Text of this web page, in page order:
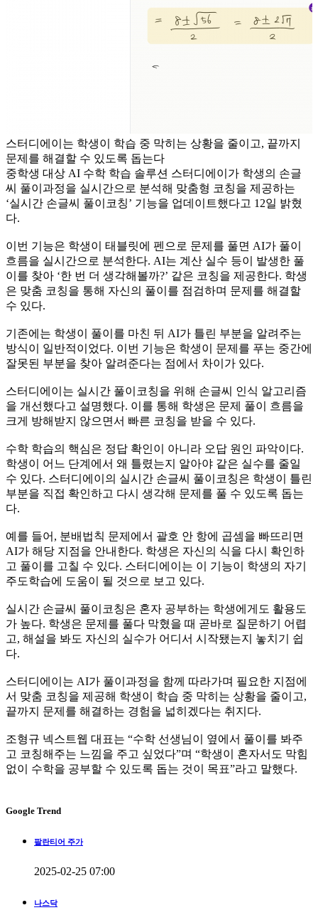
스터디에이는 학생이 학습 중 막히는 상황을 줄이고, 끝까지
문제를 해결할 수 있도록 돕는다
중학생 대상 AI 수학 학습 솔루션 스터디에이가 학생의 손글
씨 풀이과정을 실시간으로 분석해 맞춤형 코칭을 제공하는
‘실시간 손글씨 풀이코칭’ 기능을 업데이트했다고 12일 밝혔
다.
이번 기능은 학생이 태블릿에 펜으로 문제를 풀면 AI가 풀이
흐름을 실시간으로 분석한다. AI는 계산 실수 등이 발생한 풀
이를 찾아 ‘한 번 더 생각해볼까?’ 같은 코칭을 제공한다. 학생
은 맞춤 코칭을 통해 자신의 풀이를 점검하며 문제를 해결할
수 있다.
기존에는 학생이 풀이를 마친 뒤 AI가 틀린 부분을 알려주는
방식이 일반적이었다. 이번 기능은 학생이 문제를 푸는 중간에
잘못된 부분을 찾아 알려준다는 점에서 차이가 있다.
스터디에이는 실시간 풀이코칭을 위해 손글씨 인식 알고리즘
을 개선했다고 설명했다. 이를 통해 학생은 문제 풀이 흐름을
크게 방해받지 않으면서 빠른 코칭을 받을 수 있다.
수학 학습의 핵심은 정답 확인이 아니라 오답 원인 파악이다.
학생이 어느 단계에서 왜 틀렸는지 알아야 같은 실수를 줄일
수 있다. 스터디에이의 실시간 손글씨 풀이코칭은 학생이 틀린
부분을 직접 확인하고 다시 생각해 문제를 풀 수 있도록 돕는
다.
예를 들어, 분배법칙 문제에서 괄호 안 항에 곱셈을 빠뜨리면
AI가 해당 지점을 안내한다. 학생은 자신의 식을 다시 확인하
고 풀이를 고칠 수 있다. 스터디에이는 이 기능이 학생의 자기
주도학습에 도움이 될 것으로 보고 있다.
실시간 손글씨 풀이코칭은 혼자 공부하는 학생에게도 활용도
가 높다. 학생은 문제를 풀다 막혔을 때 곧바로 질문하기 어렵
고, 해설을 봐도 자신의 실수가 어디서 시작됐는지 놓치기 쉽
다.
스터디에이는 AI가 풀이과정을 함께 따라가며 필요한 지점에
서 맞춤 코칭을 제공해 학생이 학습 중 막히는 상황을 줄이고,
끝까지 문제를 해결하는 경험을 넓히겠다는 취지다.
조형규 넥스트웹 대표는 “수학 선생님이 옆에서 풀이를 봐주
고 코칭해주는 느낌을 주고 싶었다”며 “학생이 혼자서도 막힘
없이 수학을 공부할 수 있도록 돕는 것이 목표”라고 말했다.
Google Trend
팔란티어 주가
2025-02-25 07:00
나스닥